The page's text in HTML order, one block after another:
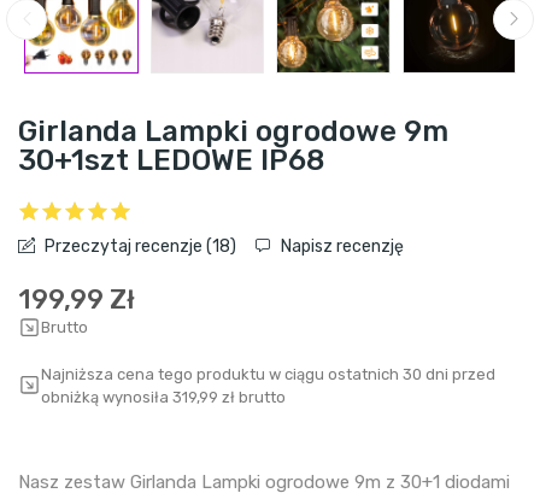
Girlanda Lampki ogrodowe 9m
30+1szt LEDOWE IP68
Przeczytaj recenzje (18) Napisz recenzję
199,99 Zł
Brutto
Najniższa cena tego produktu w ciągu ostatnich 30 dni przed
obniżką wynosiła 319,99 zł brutto
Nasz zestaw Girlanda Lampki ogrodowe 9m z 30+1 diodami